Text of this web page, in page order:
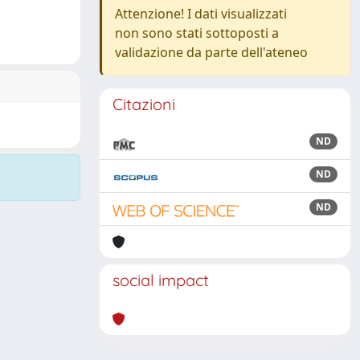
Attenzione! I dati visualizzati
non sono stati sottoposti a
validazione da parte dell'ateneo
Citazioni
ND
ND
ND
social impact